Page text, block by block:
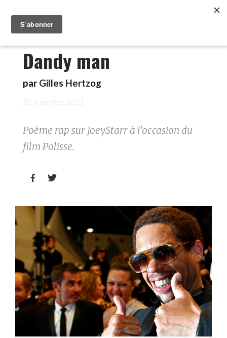
Dandy man
par Gilles Hertzog
21 novembre 2011
Poème rap sur JoeyStarr à l'occasion du
film Polisse.
 